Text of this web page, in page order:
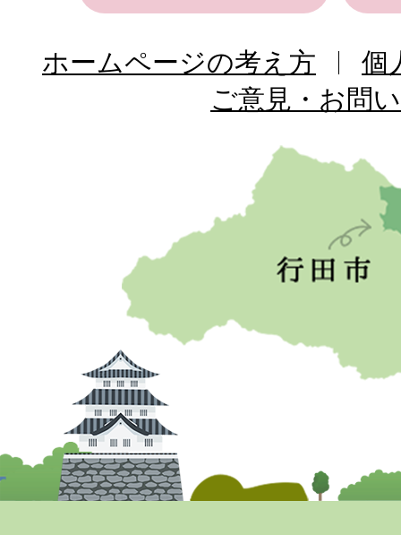
ホームページの考え方
個
ご意見・お問